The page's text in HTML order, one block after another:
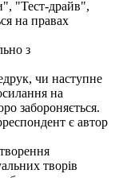
"Тест-драйв",
на правах
з
чи наступне
на
забороняється.
є автор
творів